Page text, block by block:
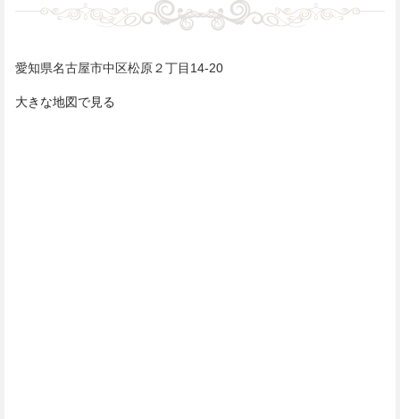
愛知県名古屋市中区松原２丁目14-20
大きな地図で見る